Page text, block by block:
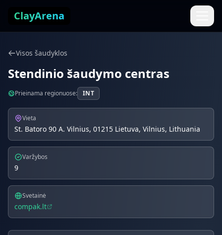
ClayArena
Visos šaudyklos
Stendinio šaudymo centras
Prieinama regionuose: INT
Vieta
St. Batoro 90 A. Vilnius, 01215 Lietuva, Vilnius, Lithuania
Varžybos
9
Svetainė
compak.lt